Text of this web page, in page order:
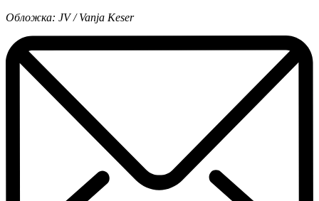
Обложка: JV / Vanja Keser